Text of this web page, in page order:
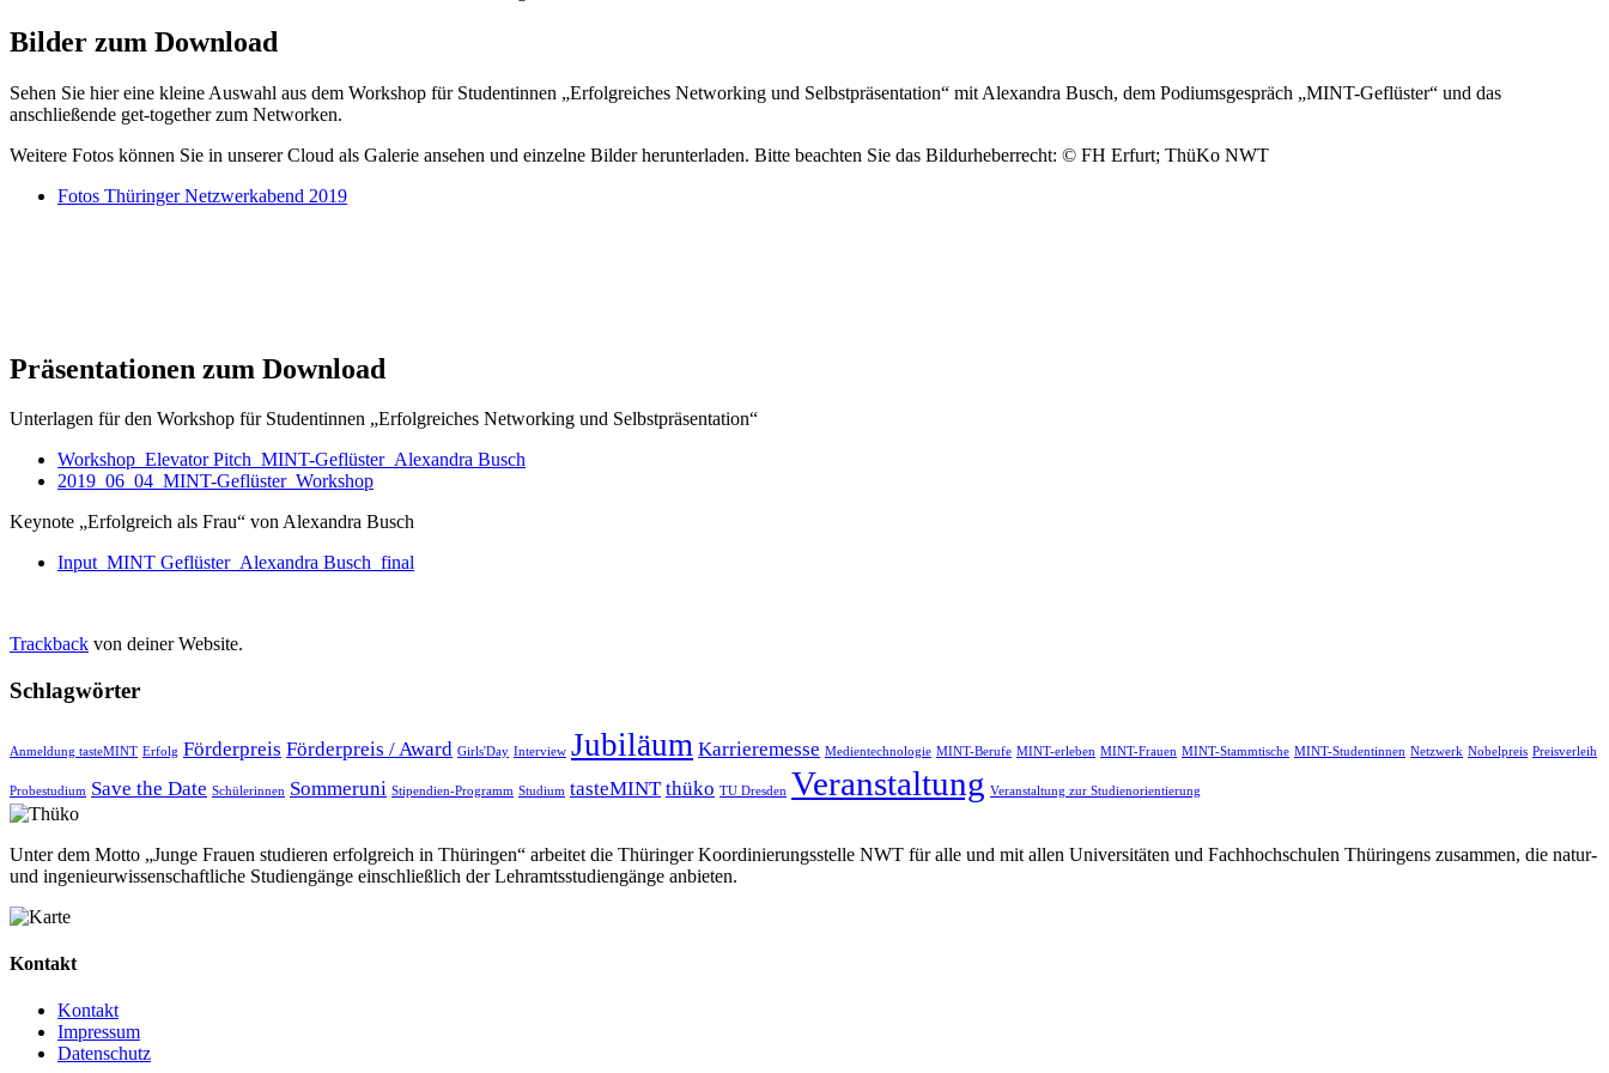
Bilder zum Download
Sehen Sie hier eine kleine Auswahl aus dem Workshop für Studentinnen „Erfolgreiches Networking und Selbstpräsentation“ mit Alexandra Busch, dem Podiumsgespräch „MINT-Geflüster“ und das
anschließende get-together zum Networken.
Weitere Fotos können Sie in unserer Cloud als Galerie ansehen und einzelne Bilder herunterladen. Bitte beachten Sie das Bildurheberrecht: © FH Erfurt; ThüKo NWT
Fotos Thüringer Netzwerkabend 2019
Präsentationen zum Download
Unterlagen für den Workshop für Studentinnen „Erfolgreiches Networking und Selbstpräsentation“
Workshop_Elevator Pitch_MINT-Geflüster_Alexandra Busch
2019_06_04_MINT-Geflüster_Workshop
Keynote „Erfolgreich als Frau“ von Alexandra Busch
Input_MINT Geflüster_Alexandra Busch_final
Trackback von deiner Website.
Schlagwörter
Anmeldung tasteMINT Erfolg Förderpreis Förderpreis / Award Girls'Day Interview Jubiläum Karrieremesse Medientechnologie MINT-Berufe MINT-erleben MINT-Frauen MINT-Stammtische MINT-Studentinnen Netzwerk Nobelpreis Preisverleih
Probestudium Save the Date Schülerinnen Sommeruni Stipendien-Programm Studium tasteMINT thüko TU Dresden Veranstaltung Veranstaltung zur Studienorientierung
Unter dem Motto „Junge Frauen studieren erfolgreich in Thüringen“ arbeitet die Thüringer Koordinierungsstelle NWT für alle und mit allen Universitäten und Fachhochschulen Thüringens zusammen, die natur-
und ingenieurwissenschaftliche Studiengänge einschließlich der Lehramtsstudiengänge anbieten.
Kontakt
Kontakt
Impressum
Datenschutz